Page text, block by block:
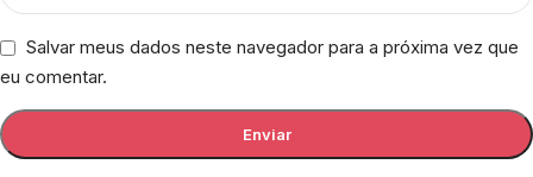
Salvar meus dados neste navegador para a próxima vez que
eu comentar.